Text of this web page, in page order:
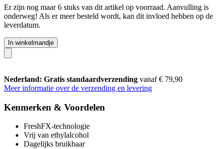
Er zijn nog maar 6 stuks van dit artikel op voorraad. Aanvulling is
onderweg! Als er meer besteld wordt, kan dit invloed hebben op de
leverdatum.
In winkelmandje
Nederland: Gratis standaardverzending vanaf € 79,90
Meer informatie over de verzending en levering
Kenmerken & Voordelen
FreshFX-technologie
Vrij van ethylalcohol
Dagelijks bruikbaar